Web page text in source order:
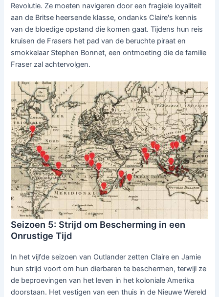
Revolutie. Ze moeten navigeren door een fragiele loyaliteit
aan de Britse heersende klasse, ondanks Claire's kennis
van de bloedige opstand die komen gaat. Tijdens hun reis
kruisen de Frasers het pad van de beruchte piraat en
smokkelaar Stephen Bonnet, een ontmoeting die de familie
Fraser zal achtervolgen.
Seizoen 5: Strijd om Bescherming in een
Onrustige Tijd
In het vijfde seizoen van Outlander zetten Claire en Jamie
hun strijd voort om hun dierbaren te beschermen, terwijl ze
de beproevingen van het leven in het koloniale Amerika
doorstaan. Het vestigen van een thuis in de Nieuwe Wereld